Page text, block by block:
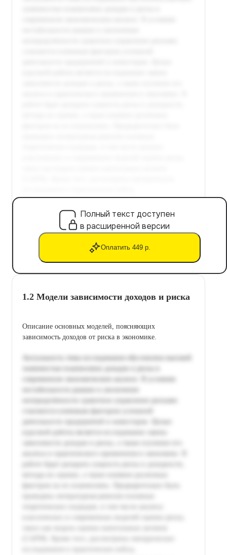
Полный текст доступен
в расширенной версии
Оплатить 449 р.
1.2 Модели зависимости доходов и риска
Описание основных моделей, поясняющих
зависимость доходов от риска в экономике.